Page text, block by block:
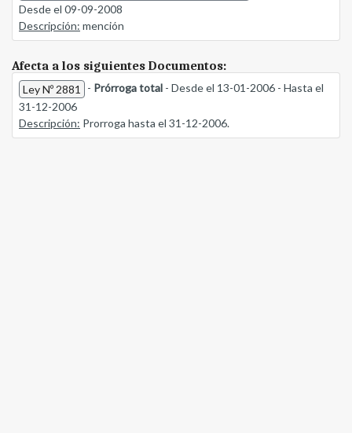
Desde el 09-09-2008
Descripción: mención
Afecta a los siguientes Documentos:
Ley Nº 2881 - Prórroga total - Desde el 13-01-2006 - Hasta el
31-12-2006
Descripción: Prorroga hasta el 31-12-2006.